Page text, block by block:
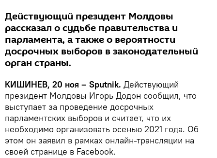
Действующий президент Молдовы
рассказал о судьбе правительства и
парламента, а также о вероятности
досрочных выборов в законодательный
орган страны.
КИШИНЕВ, 20 ноя – Sputnik. Действующий
президент Молдовы Игорь Додон сообщил, что
выступает за проведение досрочных
парламентских выборов и считает, что их
необходимо организовать осенью 2021 года. Об
этом он заявил в рамках онлайн-трансляции на
своей странице в Facebook.